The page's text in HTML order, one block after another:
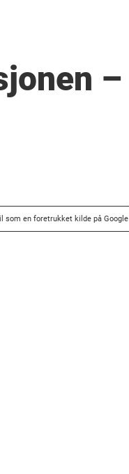
–
som en foretrukket kilde på Google